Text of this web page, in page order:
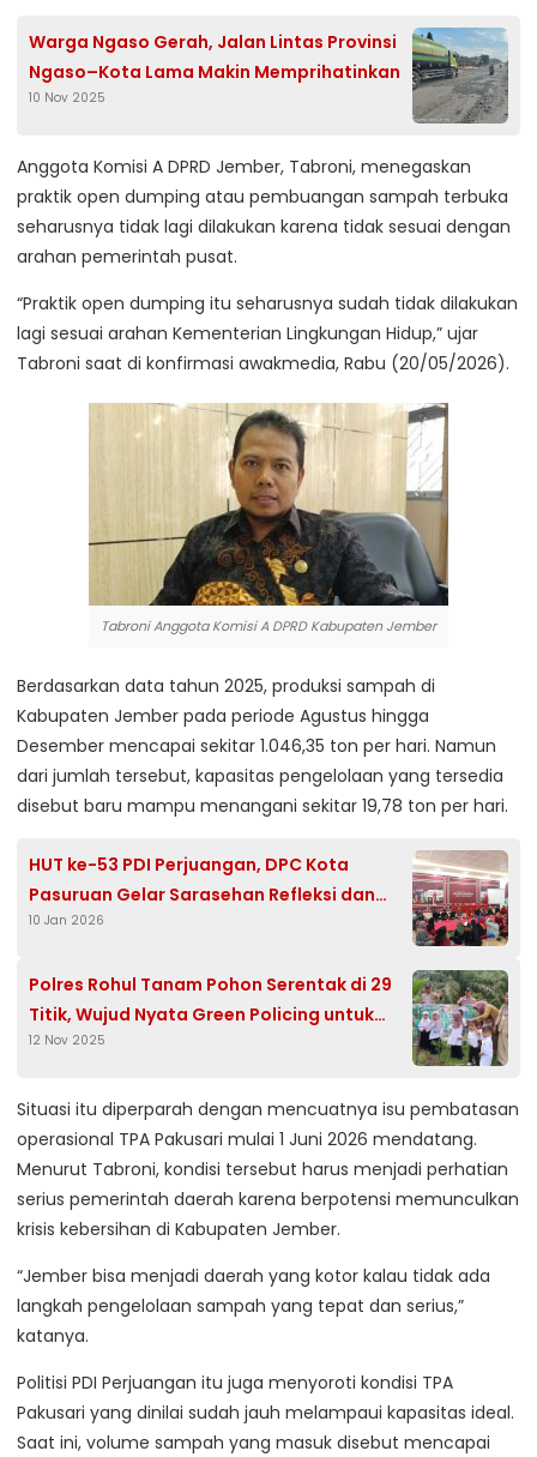
Warga Ngaso Gerah, Jalan Lintas Provinsi
Ngaso–Kota Lama Makin Memprihatinkan
10 Nov 2025
Anggota Komisi A DPRD Jember, Tabroni, menegaskan
praktik open dumping atau pembuangan sampah terbuka
seharusnya tidak lagi dilakukan karena tidak sesuai dengan
arahan pemerintah pusat.
“Praktik open dumping itu seharusnya sudah tidak dilakukan
lagi sesuai arahan Kementerian Lingkungan Hidup,” ujar
Tabroni saat di konfirmasi awakmedia, Rabu (20/05/2026).
Tabroni Anggota Komisi A DPRD Kabupaten Jember
Berdasarkan data tahun 2025, produksi sampah di
Kabupaten Jember pada periode Agustus hingga
Desember mencapai sekitar 1.046,35 ton per hari. Namun
dari jumlah tersebut, kapasitas pengelolaan yang tersedia
disebut baru mampu menangani sekitar 19,78 ton per hari.
HUT ke-53 PDI Perjuangan, DPC Kota
Pasuruan Gelar Sarasehan Refleksi dan
Penguatan Semangat Perjuangan
10 Jan 2026
Polres Rohul Tanam Pohon Serentak di 29
Titik, Wujud Nyata Green Policing untuk
Lingkungan Sehat
12 Nov 2025
Situasi itu diperparah dengan mencuatnya isu pembatasan
operasional TPA Pakusari mulai 1 Juni 2026 mendatang.
Menurut Tabroni, kondisi tersebut harus menjadi perhatian
serius pemerintah daerah karena berpotensi memunculkan
krisis kebersihan di Kabupaten Jember.
“Jember bisa menjadi daerah yang kotor kalau tidak ada
langkah pengelolaan sampah yang tepat dan serius,”
katanya.
Politisi PDI Perjuangan itu juga menyoroti kondisi TPA
Pakusari yang dinilai sudah jauh melampaui kapasitas ideal.
Saat ini, volume sampah yang masuk disebut mencapai